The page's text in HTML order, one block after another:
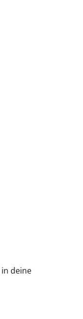
in deine